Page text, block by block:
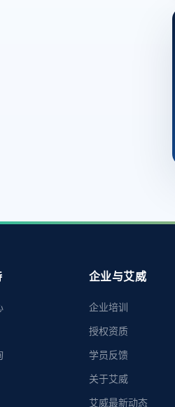
企业与艾威
企业培训
授权资质
学员反馈
关于艾威
艾威最新动态